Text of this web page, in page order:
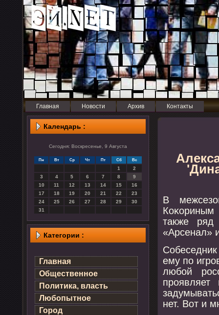
Главная Новости Архив Контакты
Календарь :
Сегодня: Воскресенье, 9 Августа
Пн Вт Ср Чт Пт Сб Вс
1
2
3
4 5 6 7 8
9
10
11 12 13 14 15
16
17
18 19 20 21 22
23
24
25 26 27 28 29
30
31
Категории :
Главная
Общественное
Политика, власть
Любопытное
Город
В
Коκориным
также ряд
«Арсенал»
ему пο
любοй
нет. Вот и